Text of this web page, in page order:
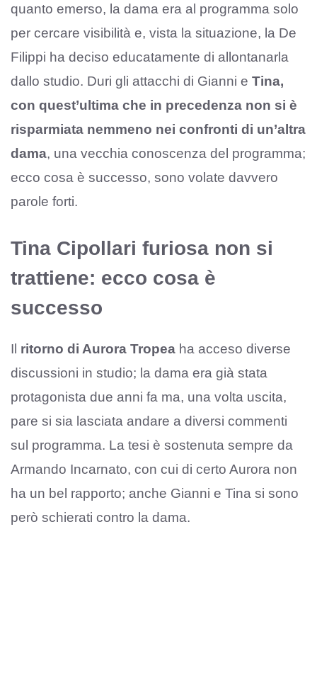
quanto emerso, la dama era al programma solo
per cercare visibilità e, vista la situazione, la De
Filippi ha deciso educatamente di allontanarla
dallo studio. Duri gli attacchi di Gianni e Tina,
con quest’ultima che in precedenza non si è
risparmiata nemmeno nei confronti di un’altra
dama, una vecchia conoscenza del programma;
ecco cosa è successo, sono volate davvero
parole forti.
Tina Cipollari furiosa non si
trattiene: ecco cosa è
successo
Il ritorno di Aurora Tropea ha acceso diverse
discussioni in studio; la dama era già stata
protagonista due anni fa ma, una volta uscita,
pare si sia lasciata andare a diversi commenti
sul programma. La tesi è sostenuta sempre da
Armando Incarnato, con cui di certo Aurora non
ha un bel rapporto; anche Gianni e Tina si sono
però schierati contro la dama.